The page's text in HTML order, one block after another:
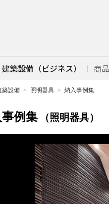
築設備（ビジネス） 商
築設備 照明器具 納入事例集
例集 （照明器具）